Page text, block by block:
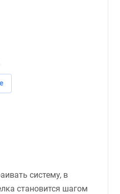
систему, в
становится шагом